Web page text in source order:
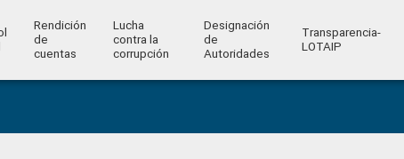
Rendición
de
cuentas
Lucha
contra la
corrupción
Designación
de
Autoridades
Transparencia-
LOTAIP